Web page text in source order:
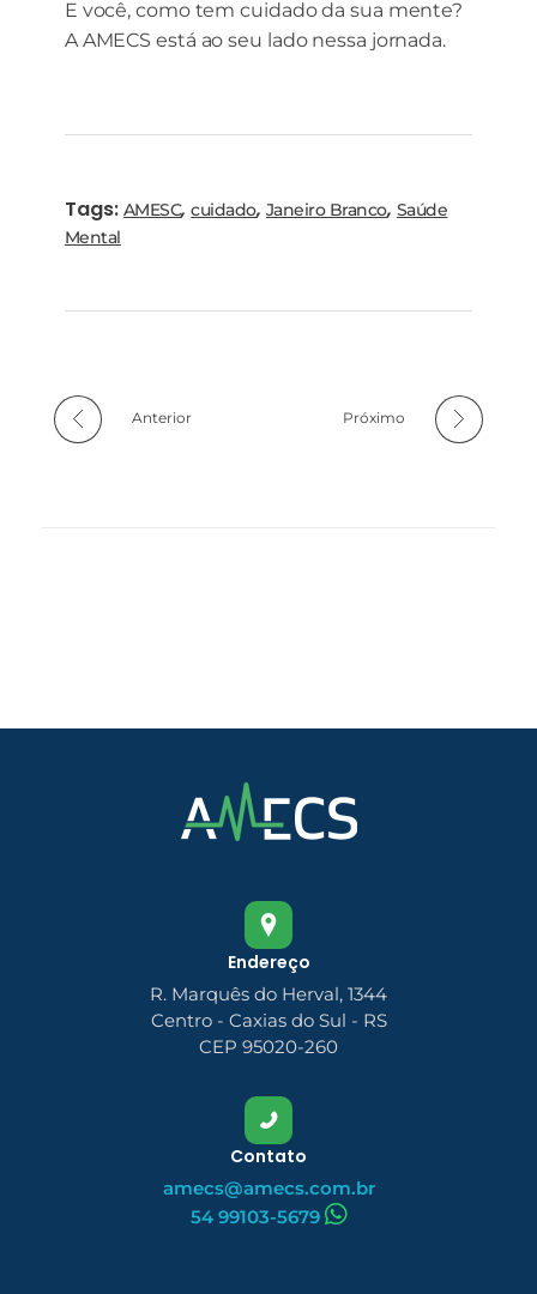
E você, como tem cuidado da sua mente?
A AMECS está ao seu lado nessa jornada.
Tags: AMESC,cuidado, Janeiro Branco, Saúde
Mental
Anterior Próximo
Endereço
R. Marquês do Herval, 1344
Centro - Caxias do Sul - RS
CEP 95020-260
Contato
amecs@amecs.com.br
54 99103-5679